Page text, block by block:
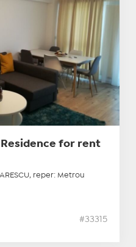
for rent
reper: Metrou
#33315